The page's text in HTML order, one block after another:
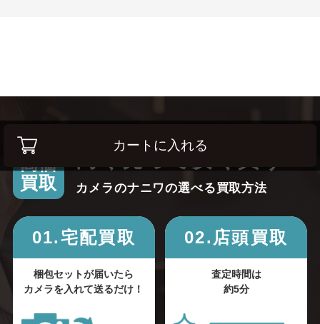
カートに入れる
高価
買取
高く売って安く買う！
カメラのナニワの選べる買取方法
01.宅配買取
梱包セットが届いたら
カメラを入れて送るだけ！
02.店頭買取
査定時間は
約5分